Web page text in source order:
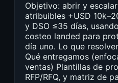
Objetivo: abrir y
atribuibles +USD
y DSO ≤35 días,
costeo landed para
día uno. Lo que
Qué entregamos
ventas) Plantillas de
RFP/RFQ, y matriz de